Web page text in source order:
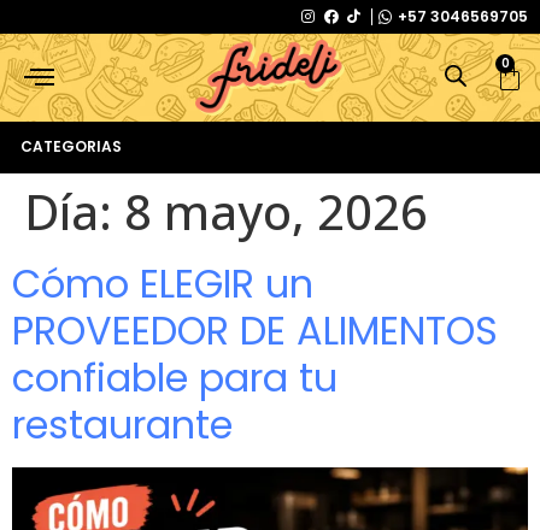
+57 3046569705
0
CATEGORIAS
Día: 8 mayo, 2026
Cómo ELEGIR un
PROVEEDOR DE ALIMENTOS
confiable para tu
restaurante